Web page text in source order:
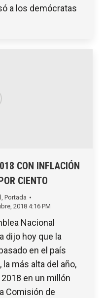
a los demócratas
CON INFLACIÓN
CIENTO
, Portada
2018 4:16 PM
Nacional
dijo hoy que la
en el país
más alta del año,
en un millón
Comisión de